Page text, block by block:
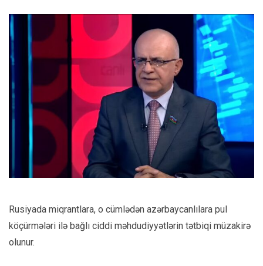
Rusiyada miqrantlara, o cümlədən azərbaycanlılara pul
köçürmələri ilə bağlı ciddi məhdudiyyətlərin tətbiqi müzakirə
olunur.